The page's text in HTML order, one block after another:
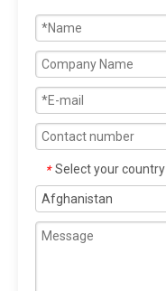
* Select your country